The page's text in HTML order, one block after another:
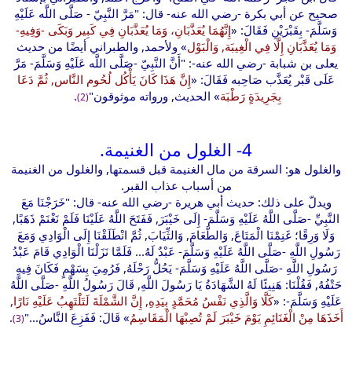
صحيح عن أبي بكرة -رضي الله عنه- قال: "مَرَّ النَّبِيّ - صَلَّى اللَّه عَلَيْهِ
وَسَلَّمَ- بِقَبْرَيْنِ فَقَالَ: «إِنَّهُمَا يُعَذَّبَانِ، وَمَا يُعَذَّبَانِ فِي كَبِير وَبَكَى -وَفِيهِ-
وَمَا يُعَذَّبَانِ إِلَّا فِي الْغِيبَة, وَالْبَوْل» ولأحمد, والطبراني أيضًا من حديث
يعلى بن شبابة -رضي الله عنه-: "أَنَّ النَّبِيّ -صَلَّى اللَّه عَلَيْهِ وَسَلَّمَ- مَرَّ
عَلَى قَبْر يُعَذَّب صَاحِبه فَقَالَ: «إِنَّ هَذَا كَانَ يَأْكُل لُحُوم النَّاس, ثُمَّ دَعَا
بِجَرِيدَةٍ رَطْبَة» الحديث, ورواته موثوقون"(2)
.
4- الغلول من الغنيمة.
والغلول هو: السرقة من مال الغنيمة قبل قسمتها, والغلول من الغنيمة
من أسباب عذاب القبر.
ويدلّ على ذلك: حديث أبي هريرة -رضي الله عنه- قال: "خَرَجْنَا مَعَ
النَّبِيِّ -صَلَّى اللَّهُ عَلَيْهِ وَسَلَّمَ- إِلَى خَيْبَرَ, فَفَتَحَ اللَّهُ عَلَيْنَا فَلَمْ نَغْنَمْ ذَهَبًا,
وَلَا وَرِقًا؛ غَنِمْنَا الْمَتَاعَ, وَالطَّعَامَ, وَالثِّيَابَ, ثُمَّ انْطَلَقْنَا إِلَى الْوَادِي وَمَعَ
رَسُولِ اللَّهِ -صَلَّى اللَّهُ عَلَيْهِ وَسَلَّمَ- عَبْدٌ لَهُ... فَلَمَّا نَزَلْنَا الْوَادِي قَامَ عَبْدُ
رَسُولِ اللَّهِ -صَلَّى اللَّهُ عَلَيْهِ وَسَلَّمَ- يَحُلُّ رَحْلَهُ, فَرُمِيَ بِسَهْمٍ فَكَانَ فِيهِ
حَتْفُهُ, فَقُلْنَا: هَنِيئًا لَهُ الشَّهَادَةُ يَا رَسُولَ اللَّهِ, قَالَ رَسُولُ اللَّهِ -صَلَّى اللَّهُ
عَلَيْهِ وَسَلَّمَ-: «كَلَّا وَالَّذِي نَفْسُ مُحَمَّدٍ بِيَدِهِ, إِنَّ الشَّمْلَةَ لَتَلْتَهِبُ عَلَيْهِ نَارًا,
أَخَذَهَا مِنْ الْغَنَائِمِ يَوْمَ خَيْبَرَ لَمْ تُصِبْهَا الْمَقَاسِمُ» قَالَ: فَفَزِعَ النَّاسُ..."(3)
.